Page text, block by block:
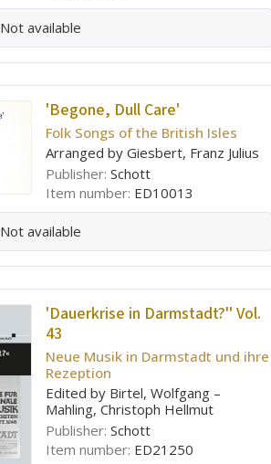
Not available
'Begone, Dull Care'
Folk Songs of the British Isles
Arranged by Giesbert, Franz Julius
Publisher: Schott
Item number: ED10013
Not available
'Dauerkrise in Darmstadt?'' Vol.
43
Neue Musik in Darmstadt und ihre
Rezeption
Edited by Birtel, Wolfgang –
Mahling, Christoph Hellmut
Publisher: Schott
Item number: ED21250